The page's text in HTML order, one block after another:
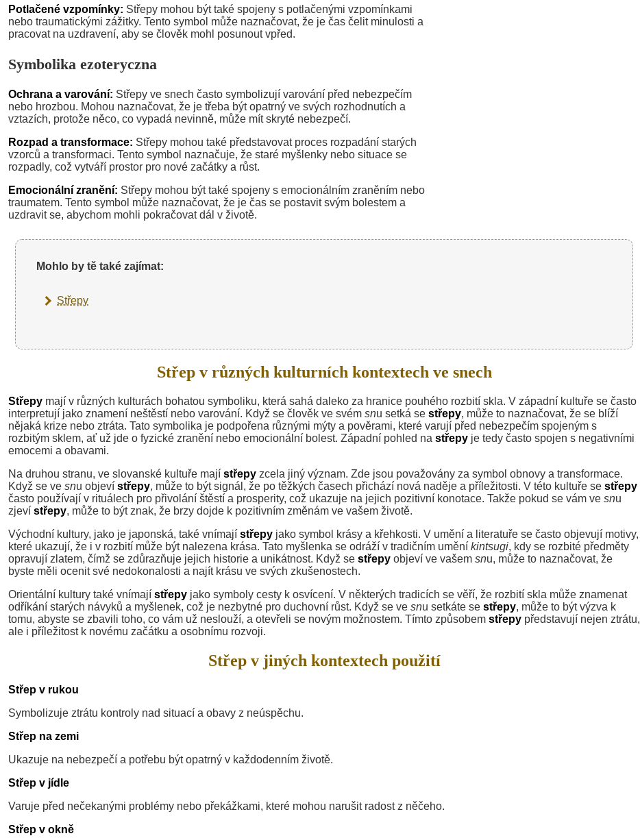
Potlačené vzpomínky: Střepy mohou být také spojeny s potlačenými vzpomínkami
nebo traumatickými zážitky. Tento symbol může naznačovat, že je čas čelit minulosti a
pracovat na uzdravení, aby se člověk mohl posunout vpřed.
Symbolika ezoteryczna
Ochrana a varování: Střepy ve snech často symbolizují varování před nebezpečím
nebo hrozbou. Mohou naznačovat, že je třeba být opatrný ve svých rozhodnutích a
vztazích, protože něco, co vypadá nevinně, může mít skryté nebezpečí.
Rozpad a transformace: Střepy mohou také představovat proces rozpadání starých
vzorců a transformaci. Tento symbol naznačuje, že staré myšlenky nebo situace se
rozpadly, což vytváří prostor pro nové začátky a růst.
Emocionální zranění: Střepy mohou být také spojeny s emocionálním zraněním nebo
traumatem. Tento symbol může naznačovat, že je čas se postavit svým bolestem a
uzdravit se, abychom mohli pokračovat dál v životě.
Mohlo by tě také zajímat:
Střepy
Střep v různých kulturních kontextech ve snech
Střepy mají v různých kulturách bohatou symboliku, která sahá daleko za hranice pouhého rozbití skla. V západní kultuře se často
interpretují jako znamení neštěstí nebo varování. Když se člověk ve svém snu setká se střepy, může to naznačovat, že se blíží
nějaká krize nebo ztráta. Tato symbolika je podpořena různými mýty a pověrami, které varují před nebezpečím spojeným s
rozbitým sklem, ať už jde o fyzické zranění nebo emocionální bolest. Západní pohled na střepy je tedy často spojen s negativními
emocemi a obavami.
Na druhou stranu, ve slovanské kultuře mají střepy zcela jiný význam. Zde jsou považovány za symbol obnovy a transformace.
Když se ve snu objeví střepy, může to být signál, že po těžkých časech přichází nová naděje a příležitosti. V této kultuře se střepy
často používají v rituálech pro přivolání štěstí a prosperity, což ukazuje na jejich pozitivní konotace. Takže pokud se vám ve snu
zjeví střepy, může to být znak, že brzy dojde k pozitivním změnám ve vašem životě.
Východní kultury, jako je japonská, také vnímají střepy jako symbol krásy a křehkosti. V umění a literatuře se často objevují motivy,
které ukazují, že i v rozbití může být nalezena krása. Tato myšlenka se odráží v tradičním umění kintsugi, kdy se rozbité předměty
opravují zlatem, čímž se zdůrazňuje jejich historie a unikátnost. Když se střepy objeví ve vašem snu, může to naznačovat, že
byste měli ocenit své nedokonalosti a najít krásu ve svých zkušenostech.
Orientální kultury také vnímají střepy jako symboly cesty k osvícení. V některých tradicích se věří, že rozbití skla může znamenat
odříkání starých návyků a myšlenek, což je nezbytné pro duchovní růst. Když se ve snu setkáte se střepy, může to být výzva k
tomu, abyste se zbavili toho, co vám už neslouží, a otevřeli se novým možnostem. Tímto způsobem střepy představují nejen ztrátu,
ale i příležitost k novému začátku a osobnímu rozvoji.
Střep v jiných kontextech použití
Střep v rukou
Symbolizuje ztrátu kontroly nad situací a obavy z neúspěchu.
Střep na zemi
Ukazuje na nebezpečí a potřebu být opatrný v každodenním životě.
Střep v jídle
Varuje před nečekanými problémy nebo překážkami, které mohou narušit radost z něčeho.
Střep v okně